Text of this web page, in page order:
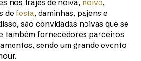
nos trajes de noiva, noivo,
de festa, daminhas, pajens e
são convidadas noivas que se
também fornecedores parceiros
sendo um grande evento